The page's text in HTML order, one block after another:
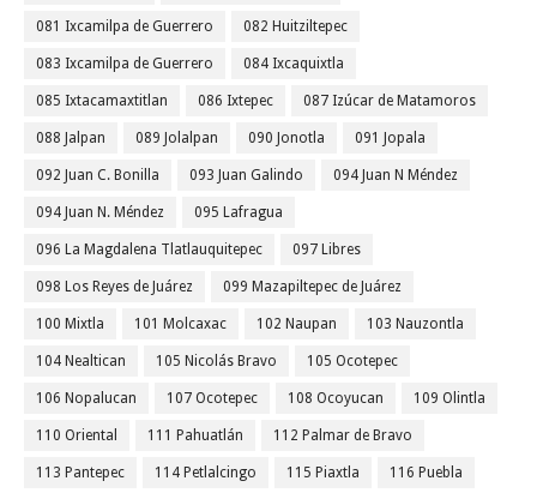
081 Ixcamilpa de Guerrero 082 Huitziltepec
083 Ixcamilpa de Guerrero 084 Ixcaquixtla
085 Ixtacamaxtitlan 086 Ixtepec 087 Izúcar de Matamoros
088 Jalpan 089 Jolalpan 090 Jonotla 091 Jopala
092 Juan C. Bonilla 093 Juan Galindo 094 Juan N Méndez
094 Juan N. Méndez 095 Lafragua
096 La Magdalena Tlatlauquitepec 097 Libres
098 Los Reyes de Juárez 099 Mazapiltepec de Juárez
100 Mixtla 101 Molcaxac 102 Naupan 103 Nauzontla
104 Nealtican 105 Nicolás Bravo 105 Ocotepec
106 Nopalucan 107 Ocotepec 108 Ocoyucan 109 Olintla
110 Oriental 111 Pahuatlán 112 Palmar de Bravo
113 Pantepec 114 Petlalcingo 115 Piaxtla 116 Puebla